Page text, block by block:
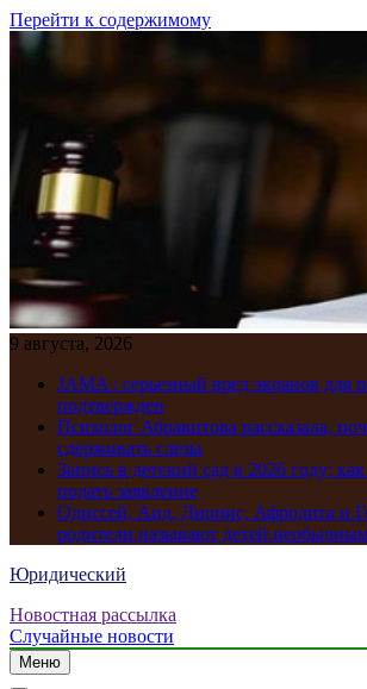
Перейти к содержимому
9 августа, 2026
JAMA : серьезный вред экранов для
подтвержден
Психолог Абравитова рассказала,
сдерживать слезы
Запись в детский сад в 2026 году:
подать заявление
Одиссей, Аид, Дионис, Афродита и
родители называют детей
Юридический
Новостная рассылка
Случайные новости
Меню